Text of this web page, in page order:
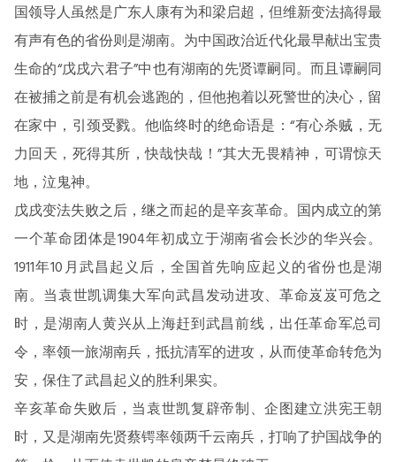
国领导人虽然是广东人康有为和梁启超，但维新变法搞得最
有声有色的省份则是湖南。为中国政治近代化最早献出宝贵
生命的“戊戌六君子”中也有湖南的先贤谭嗣同。而且谭嗣同
在被捕之前是有机会逃跑的，但他抱着以死警世的决心，留
在家中，引颈受戮。他临终时的绝命语是：“有心杀贼，无
力回天，死得其所，快哉快哉！”其大无畏精神，可谓惊天
地，泣鬼神。
戊戌变法失败之后，继之而起的是辛亥革命。国内成立的第
一个革命团体是1904年初成立于湖南省会长沙的华兴会。
1911年10月武昌起义后，全国首先响应起义的省份也是湖
南。当袁世凯调集大军向武昌发动进攻、革命岌岌可危之
时，是湖南人黄兴从上海赶到武昌前线，出任革命军总司
令，率领一旅湖南兵，抵抗清军的进攻，从而使革命转危为
安，保住了武昌起义的胜利果实。
辛亥革命失败后，当袁世凯复辟帝制、企图建立洪宪王朝
时，又是湖南先贤蔡锷率领两千云南兵，打响了护国战争的